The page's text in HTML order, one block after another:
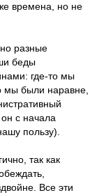
времена, но не
разные
беды
где-то мы
мы были наравне,
с начала
пользу).
так как
Все эти